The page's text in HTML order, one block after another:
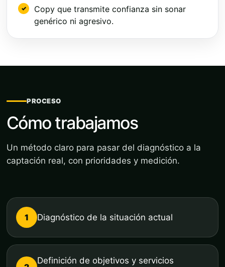
Copy que transmite confianza sin sonar
genérico ni agresivo.
PROCESO
Cómo trabajamos
Un método claro para pasar del diagnóstico a la
captación real, con prioridades y medición.
1 Diagnóstico de la situación actual
Definición de objetivos y servicios